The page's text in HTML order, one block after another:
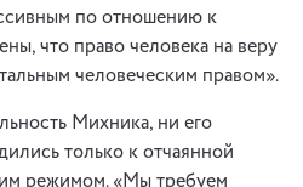
по отношению к
что право человека на веру
человеческим правом».
Михника, ни его
только к отчаянной
режимом. «Мы требуем